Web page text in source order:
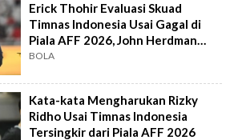
Erick Thohir Evaluasi Skuad
Timnas Indonesia Usai Gagal di
Piala AFF 2026, John Herdman
Out?
BOLA
Kata-kata Mengharukan Rizky
Ridho Usai Timnas Indonesia
Tersingkir dari Piala AFF 2026